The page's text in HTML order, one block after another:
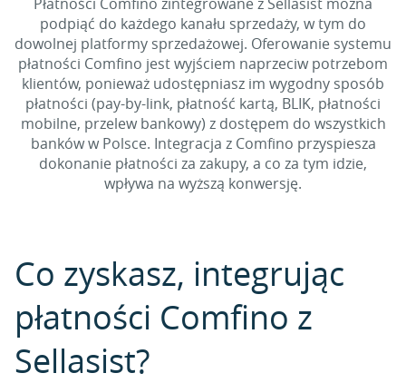
podpiąć do każdego kanału sprzedaży, w tym do
dowolnej platformy sprzedażowej. Oferowanie systemu
płatności Comfino jest wyjściem naprzeciw potrzebom
klientów, ponieważ udostępniasz im wygodny sposób
płatności (pay-by-link, płatność kartą, BLIK, płatności
mobilne, przelew bankowy) z dostępem do wszystkich
banków w Polsce. Integracja z Comfino przyspiesza
dokonanie płatności za zakupy, a co za tym idzie,
wpływa na wyższą konwersję.
Co zyskasz, integrując
płatności Comfino z
Sellasist?